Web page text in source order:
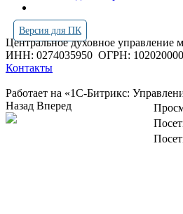
Версия для ПК
Центральное духовное управление
ИНН: 0274035950 ОГРН:
Контакты
Работает на «1С-Битрикс:
Назад Вперед